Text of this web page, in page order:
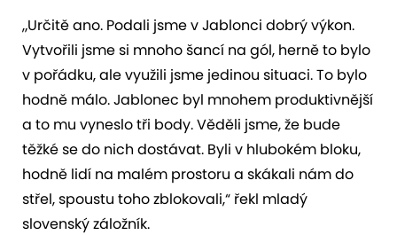
„Určitě ano. Podali jsme v Jablonci dobrý výkon.
Vytvořili jsme si mnoho šancí na gól, herně to bylo
v pořádku, ale využili jsme jedinou situaci. To bylo
hodně málo. Jablonec byl mnohem produktivnější
a to mu vyneslo tři body. Věděli jsme, že bude
těžké se do nich dostávat. Byli v hlubokém bloku,
hodně lidí na malém prostoru a skákali nám do
střel, spoustu toho zblokovali,“ řekl mladý
slovenský záložník.